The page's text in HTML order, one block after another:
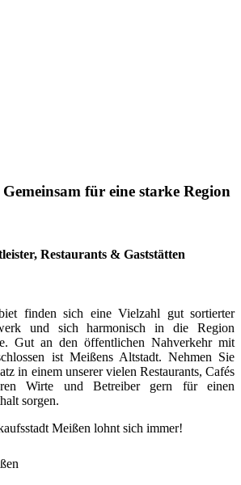
für eine starke Region
Restaurants & Gaststätten
finden sich eine Vielzahl gut sortierter
und sich harmonisch in die Region
Gut an den öffentlichen Nahverkehr mit
ist Meißens Altstadt. Nehmen Sie
in einem unserer vielen Restaurants, Cafés
Wirte und Betreiber gern für einen
sorgen.
Meißen lohnt sich immer!